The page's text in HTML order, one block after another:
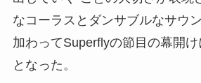
なコーラスとダンサブルなサウ
加わってSuperflyの節目の幕開
となった。